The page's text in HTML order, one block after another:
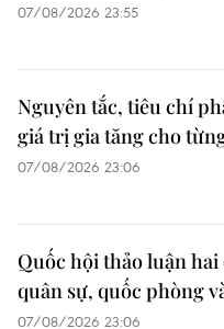
07/08/2026 23:55
Nguyên tắc, tiêu chí
giá trị gia tăng cho
07/08/2026 23:06
Quốc hội thảo luận
quân sự, quốc phòng
07/08/2026 23:06